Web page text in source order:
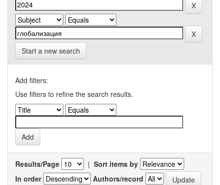
Start a new search
Add filters:
Use filters to refine the search results.
Results/Page | Sort items by
In order
Authors/record